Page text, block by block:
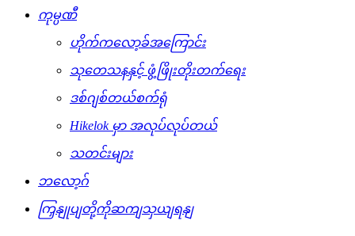
ကုမ္ပဏီ
ဟိုက်ကလော့ခ်အကြောင်း
သုတေသနနှင့် ဖွံ့ဖြိုးတိုးတက်ရေး
ဒစ်ဂျစ်တယ်စက်ရုံ
Hikelok မှာ အလုပ်လုပ်တယ်
သတင်းများ
ဘလော့ဂ်
ကြှနျုပျတို့ကိုဆကျသှယျရနျ